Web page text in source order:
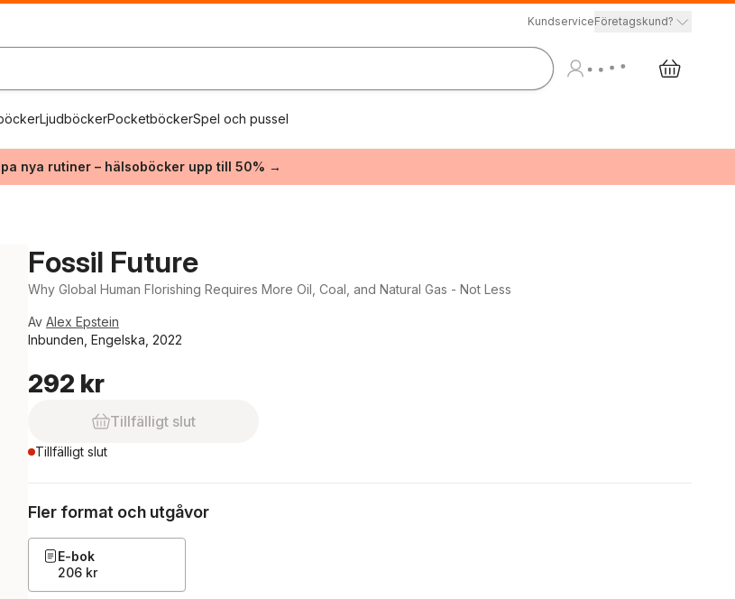
KundserviceFöretagskund?
LjudböckerPocketböckerSpel och pussel
nya rutiner – hälsoböcker upp till 50% →
Fossil Future
Why Global Human Florishing Requires More Oil, Coal, and Natural Gas - Not Less
Av Alex Epstein
Inbunden, Engelska, 2022
292 kr
Tillfälligt slut
Tillfälligt slut
Fler format och utgåvor
E-bok
206 kr